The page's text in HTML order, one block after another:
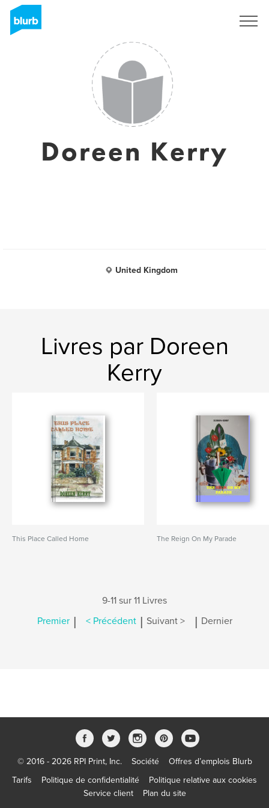
Doreen Kerry
United Kingdom
Livres par Doreen
Kerry
This Place Called Home The Reign On My Parade
9-11 sur 11 Livres
Premier | < Précédent | Suivant > | Dernier
© 2016 - 2026 RPI Print, Inc. Société
Offres d’emplois Blurb
Tarifs
Politique de confidentialité
Politique relative aux cookies
Service client
Plan du site